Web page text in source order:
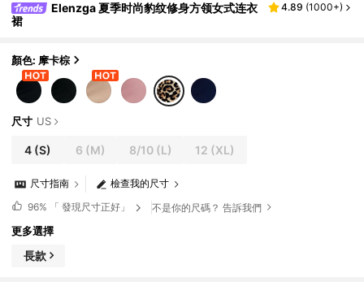
Elenzga 夏季时尚豹纹修身方领女式连衣
裙
4.89 (1000+)
顏色: 摩卡棕
尺寸 US
4 (S) 6 (M) 8/10(L) 12 (XL)
檢查我的尺寸
尺寸指南
96% 「 發現尺寸正好」 不是你的尺碼？ 告訴我們
更多選擇
長款